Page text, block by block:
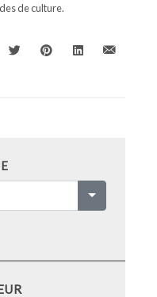
de culture.